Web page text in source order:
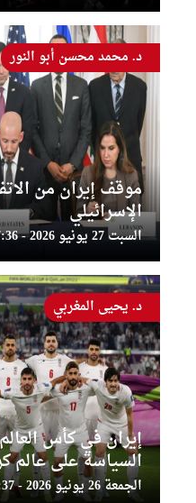
موقف إيران من
الإسرائيلي
السبت 27 يونيو 2026 - 11:27:36
د. محمد محسن أبو النور
إيران في كأس
السياسة على عالم
الجمعة 26 يونيو 2026 - 11:01:37
د. يحيى المغربي